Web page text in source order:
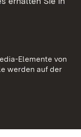
Elemente von
werden auf der